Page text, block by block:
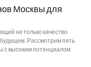
Москвы для
не только качество
Рассмотрим пять
с высоким потенциалом